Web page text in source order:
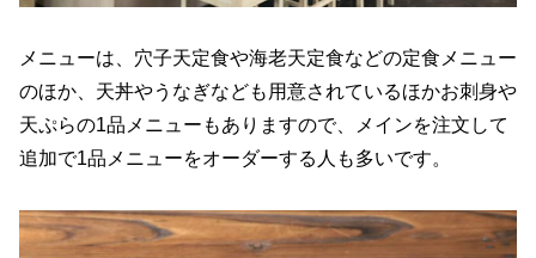
メニューは、穴子天定食や海老天定食などの定食メニュー
のほか、天丼やうなぎなども用意されているほかお刺身や
天ぷらの1品メニューもありますので、メインを注文して
追加で1品メニューをオーダーする人も多いです。